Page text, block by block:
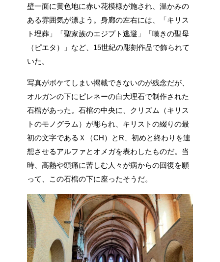
壁一面に黄色地に赤い花模様が施され、温かみの
ある雰囲気が漂よう。身廊の左右には、「キリス
ト埋葬」「聖家族のエジプト逃避」「嘆きの聖母
（ピエタ）」など、15世紀の彫刻作品で飾られて
いた。
写真がボケてしまい掲載できないのが残念だが、
オルガンの下にピレネーの白大理石で制作された
石棺があった。石棺の中央に、クリズム（キリス
トのモノグラム）が彫られ、キリストの綴りの最
初の文字であるＸ（CH）とR、初めと終わりを連
想させるアルファとオメガを表わしたものだ。当
時、高熱や頭痛に苦しむ人々が病からの回復を願
って、この石棺の下に座ったそうだ。